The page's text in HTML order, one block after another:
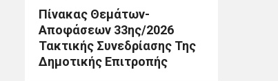
Πίνακας Θεμάτων-
Αποφάσεων 33ης/2026
Τακτικής Συνεδρίασης Της
Δημοτικής Επιτροπής